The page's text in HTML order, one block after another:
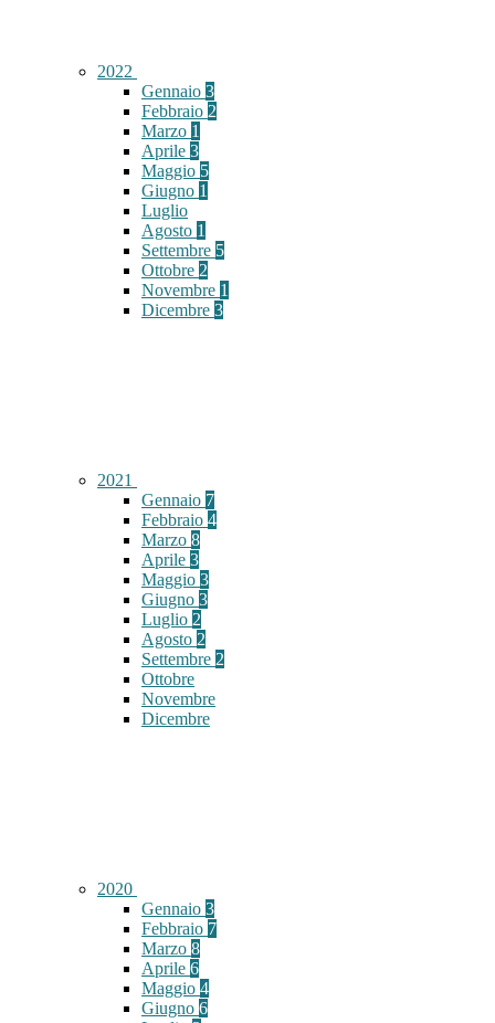
2022
Gennaio 3
Febbraio 2
Marzo 1
Aprile 3
Maggio 5
Giugno 1
Luglio
Agosto 1
Settembre 5
Ottobre 2
Novembre 1
Dicembre 3
2021
Gennaio 7
Febbraio 4
Marzo 8
Aprile 3
Maggio 3
Giugno 3
Luglio 2
Agosto 2
Settembre 2
Ottobre
Novembre
Dicembre
2020
Gennaio 3
Febbraio 7
Marzo 8
Aprile 6
Maggio 4
Giugno 6